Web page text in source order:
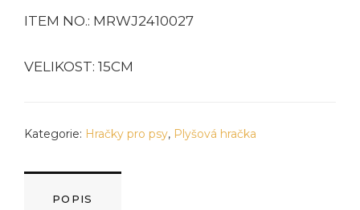
ITEM NO.: MRWJ2410027
VELIKOST: 15CM
Kategorie: Hračky pro psy, Plyšová hračka
POPIS